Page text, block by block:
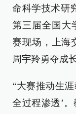
命科学技术研
第三届全国大
赛现场，上海
周宇羚勇夺成
“大赛推动生
全过程渗透’